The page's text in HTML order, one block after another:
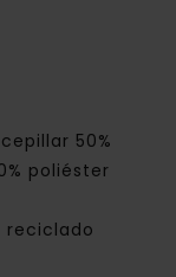
50%
poliéster
reciclado